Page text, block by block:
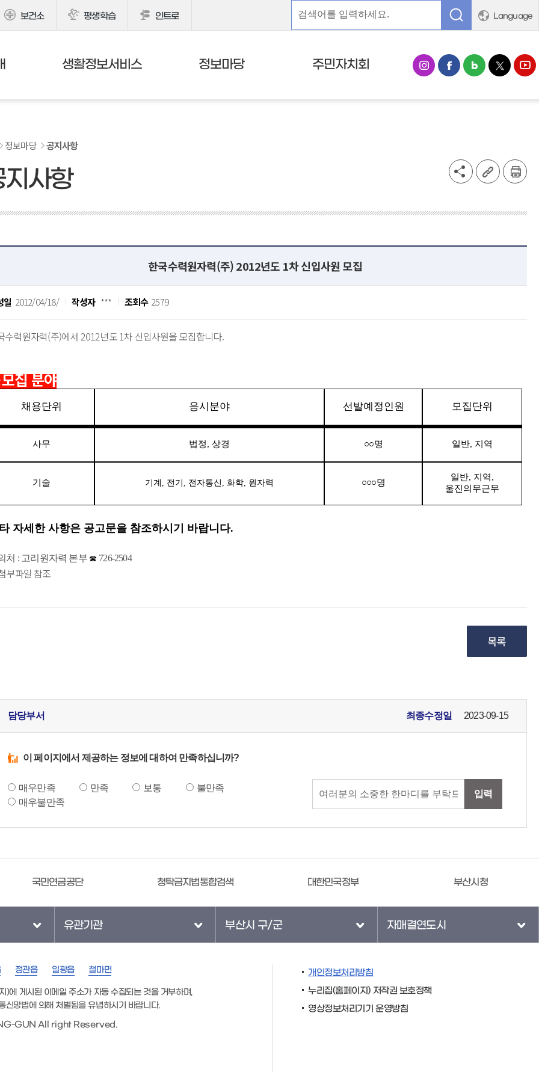
보건소 평생학습 인트로 Language
생활정보서비스 정보마당 주민자치회
정보마당 공지사항
사항
한국수력원자력(주) 2012년도 1차 신입사원 모집
일 2012/04/18/ 작성자 *** 조회수 2579
수력원자력(주)에서 2012년도 1차 신입사원을 모집합니다.
집 분야
채용단위 응시분야 선발예정인원 모집단위
사무 법정, 상경 ○○명 일반, 지역
기술 기계, 전기, 전자통신, 화학, 원자력 ○○○명
일반, 지역,
울진의무근무
자세한 사항은 공고문을 참조하시기 바랍니다.
처 : 고리원자력 본부 ☎ 726-2504
부파일 참조
담당부서 최종수정일 2023-09-15
이 페이지에서 제공하는 정보에 대하여 만족하십니까?
매우만족 만족 보통
불만족
매우불만족
입력
국민연금공단 청탁금지법통합검색 대한민국정부 부산시청
유관기관 부산시 구/군 자매결연도시
정관읍 일광읍 철마면
)에 게시된 이메일 주소가 자동 수집되는 것을 거부하며,
신망법에 의해 처벌됨을 유념하시기 바랍니다.
GUN All right Reserved.
개인정보처리방침
누리집(홈페이지) 저작권 보호정책
영상정보처리기기 운영방침